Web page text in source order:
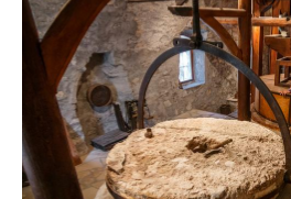
Visitez les anciens moulins à huile
par l’eau de la Chalvagne à